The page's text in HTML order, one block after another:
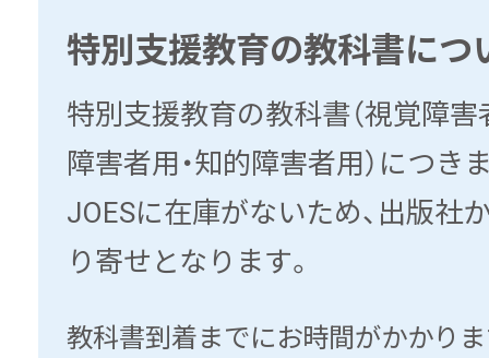
特別支援教育の教科書につ
特別支援教育の教科書（視覚障害
障害者用・知的障害者用）につき
JOESに在庫がないため、出版社
り寄せとなります。
教科書到着までにお時間がかかり